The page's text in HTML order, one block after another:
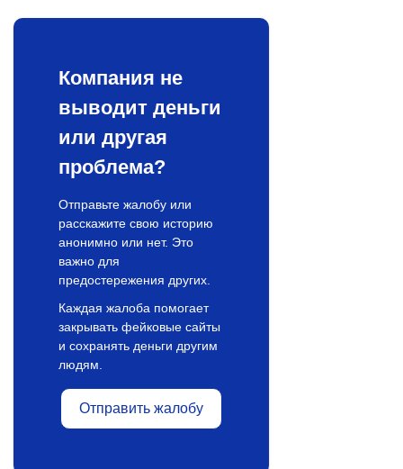
Компания не
выводит деньги
или другая
проблема?
Отправьте жалобу или
расскажите свою историю
анонимно или нет. Это
важно для
предостережения других.
Каждая жалоба помогает
закрывать фейковые сайты
и сохранять деньги другим
людям.
Отправить жалобу